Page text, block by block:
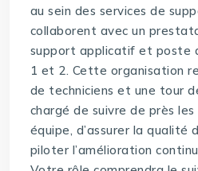
au sein des services de
collaborent avec un
support applicatif et poste
1 et 2. Cette organisation
de techniciens et une tour
chargé de suivre de près
équipe, d’assurer la qualité
piloter l’amélioration